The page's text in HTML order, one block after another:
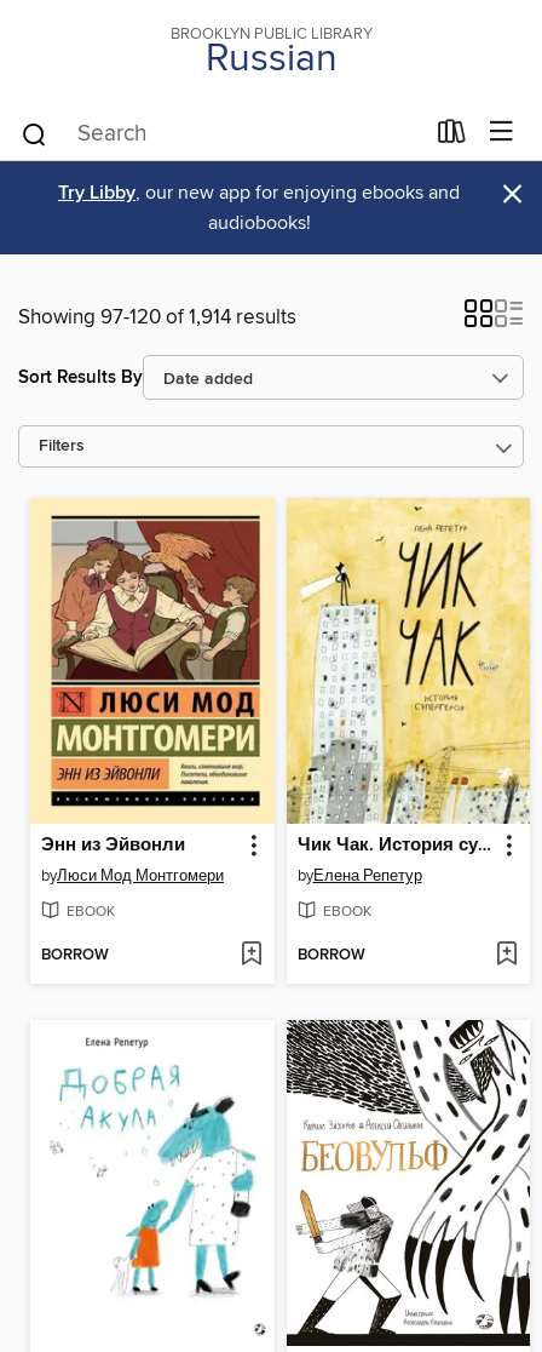
BROOKLYN PUBLIC LIBRARY
Russian
Try Libby, our new app for enjoying ebooks and
audiobooks!
×
Showing 97-120 of 1,914 results
Sort Results By
Filters
Энн из Эйвонли
byЛюси Мод Монтгомери
EBOOK
BORROW
Чик Чак. История супергероя
byЕлена Репетур
EBOOK
BORROW